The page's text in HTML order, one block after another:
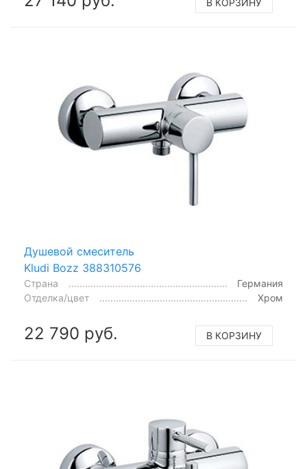
В КОРЗИНУ
Душевой смеситель
Kludi Bozz 388310576
Страна
Германия
Отделка/цвет
Хром
22 790 руб. В КОРЗИНУ